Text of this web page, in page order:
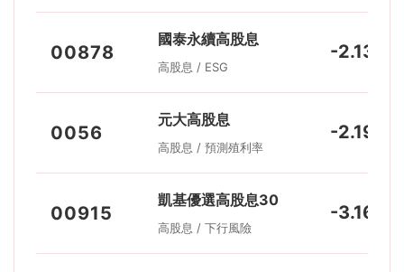
00878
國泰永續高股息
高股息 / ESG
-2.13%
0056
元大高股息
高股息 / 預測殖利率
-2.19%
00915
凱基優選高股息30
高股息 / 下行風險
-3.16%